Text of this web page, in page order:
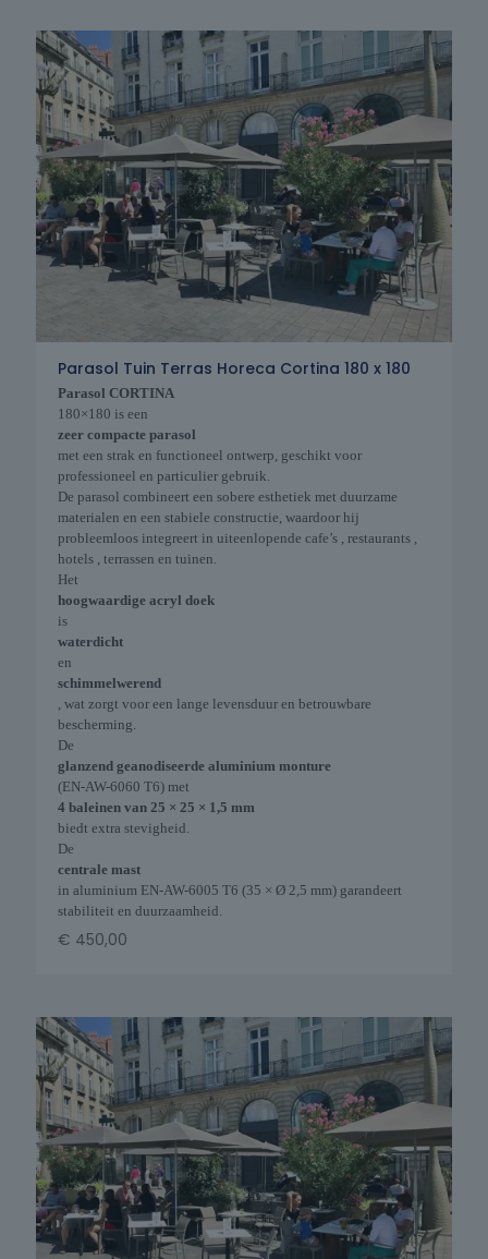
Parasol Tuin Terras Horeca Cortina 180 x 180
Parasol CORTINA
180×180 is een
zeer compacte parasol
met een strak en functioneel ontwerp, geschikt voor
professioneel en particulier gebruik.
De parasol combineert een sobere esthetiek met duurzame
materialen en een stabiele constructie, waardoor hij
probleemloos integreert in uiteenlopende cafe’s , restaurants ,
hotels , terrassen en tuinen.
Het
hoogwaardige acryl doek
is
waterdicht
en
schimmelwerend
, wat zorgt voor een lange levensduur en betrouwbare
bescherming.
De
glanzend geanodiseerde aluminium monture
(EN-AW-6060 T6) met
4 baleinen van 25 × 25 × 1,5 mm
biedt extra stevigheid.
De
centrale mast
in aluminium EN-AW-6005 T6 (35 × Ø 2,5 mm) garandeert
stabiliteit en duurzaamheid.
€ 450,00